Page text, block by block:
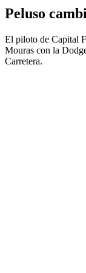
Peluso
El piloto de Capital
Mouras con la
Carretera.